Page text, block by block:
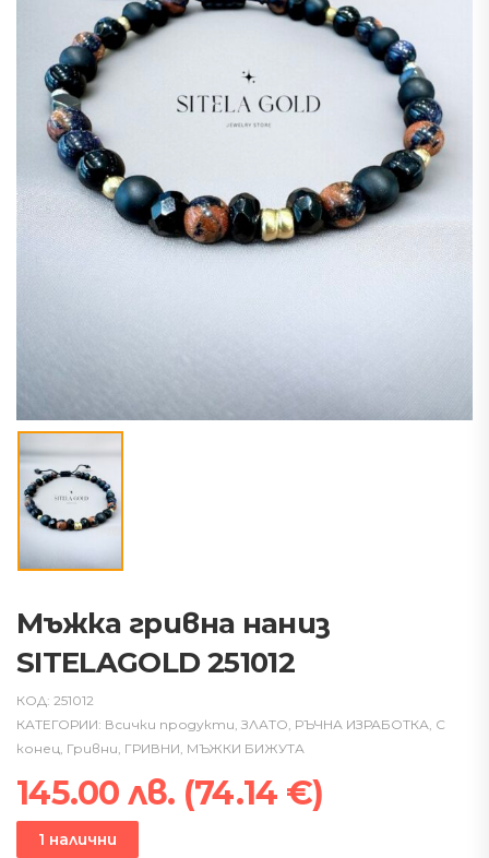
Мъжка гривна наниз
SITELAGOLD 251012
КОД: 251012
КАТЕГОРИИ: Всички продукти, ЗЛАТО, РЪЧНА ИЗРАБОТКА, С
конец, Гривни, ГРИВНИ, МЪЖКИ БИЖУТА
145.00 лв. (74.14 €)
1 налични